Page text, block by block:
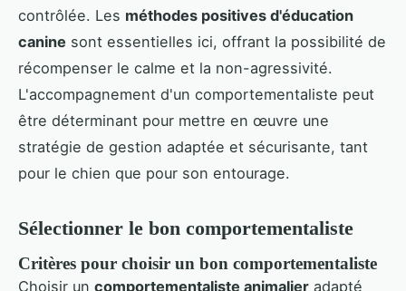
contrôlée. Les méthodes positives d'éducation
canine sont essentielles ici, offrant la possibilité de
récompenser le calme et la non-agressivité.
L'accompagnement d'un comportementaliste peut
être déterminant pour mettre en œuvre une
stratégie de gestion adaptée et sécurisante, tant
pour le chien que pour son entourage.
Sélectionner le bon comportementaliste
Critères pour choisir un bon comportementaliste
Choisir un comportementaliste animalier adapté